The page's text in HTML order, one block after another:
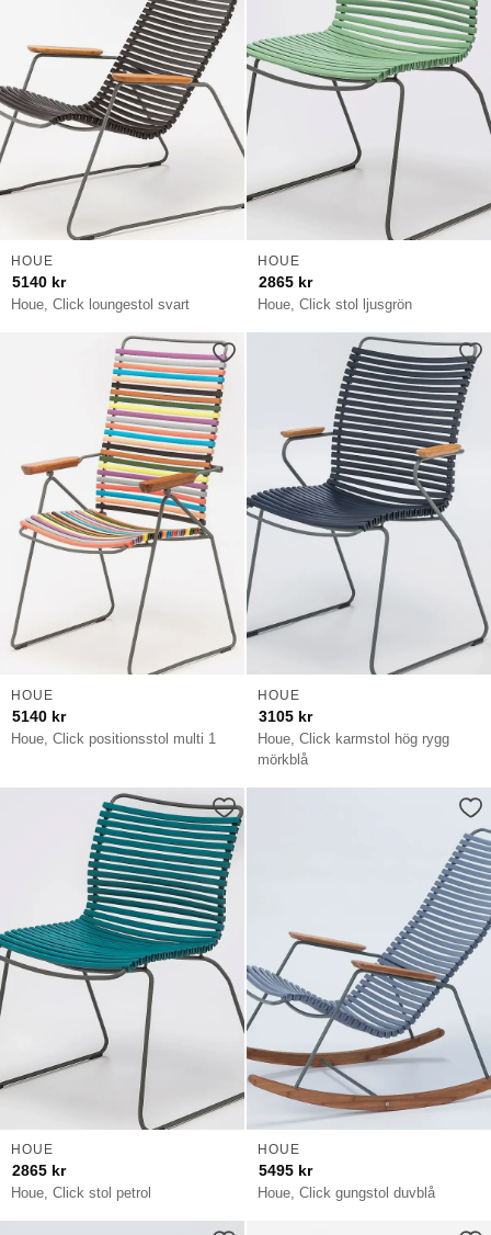
Houe, Click loungestol svart
HOUE
5140 kr
Houe, Click stol ljusgrön
HOUE
2865 kr
Houe, Click positionsstol multi 1
HOUE
5140 kr
Houe, Click karmstol hög rygg
mörkblå
HOUE
3105 kr
Houe, Click stol petrol
HOUE
2865 kr
Houe, Click gungstol duvblå
HOUE
5495 kr